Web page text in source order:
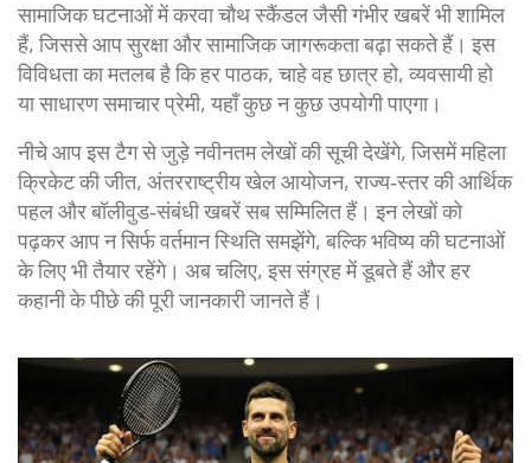
सामाजिक घटनाओं में करवा चौथ स्कैंडल जैसी गंभीर खबरें भी शामिल
हैं, जिससे आप सुरक्षा और सामाजिक जागरूकता बढ़ा सकते हैं। इस
विविधता का मतलब है कि हर पाठक, चाहे वह छात्र हो, व्यवसायी हो
या साधारण समाचार प्रेमी, यहाँ कुछ न कुछ उपयोगी पाएगा।
नीचे आप इस टैग से जुड़े नवीनतम लेखों की सूची देखेंगे, जिसमें महिला
क्रिकेट की जीत, अंतरराष्ट्रीय खेल आयोजन, राज्य‑स्तर की आर्थिक
पहल और बॉलीवुड‑संबंधी खबरें सब सम्मिलित हैं। इन लेखों को
पढ़कर आप न सिर्फ वर्तमान स्थिति समझेंगे, बल्कि भविष्य की घटनाओं
के लिए भी तैयार रहेंगे। अब चलिए, इस संग्रह में डूबते हैं और हर
कहानी के पीछे की पूरी जानकारी जानते हैं।